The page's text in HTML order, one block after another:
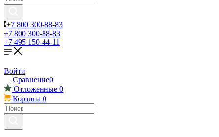
+7 800 300-88-83
+7 800 300-88-83
+7 495 150-44-11
Войти
Сравнение0
Отложенные 0
Корзина 0